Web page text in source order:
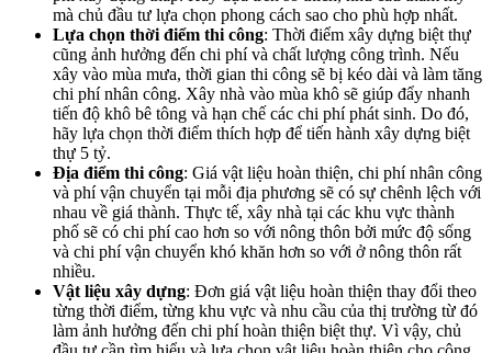
mà chủ đầu tư lựa chọn phong cách sao cho phù hợp nhất.
Lựa chọn thời điểm thi công: Thời điểm xây dựng biệt thự
cũng ảnh hưởng đến chi phí và chất lượng công trình. Nếu
xây vào mùa mưa, thời gian thi công sẽ bị kéo dài và làm tăng
chi phí nhân công. Xây nhà vào mùa khô sẽ giúp đẩy nhanh
tiến độ khô bê tông và hạn chế các chi phí phát sinh. Do đó,
hãy lựa chọn thời điểm thích hợp để tiến hành xây dựng biệt
thự 5 tỷ.
Địa điểm thi công: Giá vật liệu hoàn thiện, chi phí nhân công
và phí vận chuyển tại mỗi địa phương sẽ có sự chênh lệch với
nhau về giá thành. Thực tế, xây nhà tại các khu vực thành
phố sẽ có chi phí cao hơn so với nông thôn bởi mức độ sống
và chi phí vận chuyển khó khăn hơn so với ở nông thôn rất
nhiều.
Vật liệu xây dựng: Đơn giá vật liệu hoàn thiện thay đổi theo
từng thời điểm, từng khu vực và nhu cầu của thị trường từ đó
làm ảnh hưởng đến chi phí hoàn thiện biệt thự. Vì vậy, chủ